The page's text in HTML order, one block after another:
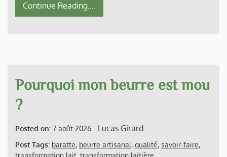
Continue Reading....
Pourquoi mon beurre est mou
?
Posted on: 7 août 2026 - Lucas Girard
Post Tags: baratte, beurre artisanal, qualité, savoir-faire,